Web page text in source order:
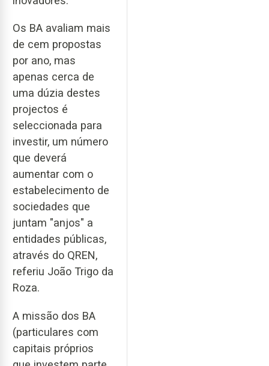
Os BA avaliam mais
de cem propostas
por ano, mas
apenas cerca de
uma dúzia destes
projectos é
seleccionada para
investir, um número
que deverá
aumentar com o
estabelecimento de
sociedades que
juntam "anjos" a
entidades públicas,
através do QREN,
referiu João Trigo da
Roza.
A missão dos BA
(particulares com
capitais próprios